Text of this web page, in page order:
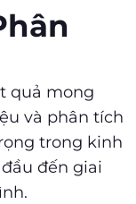
quả mong
và phân tích
trong kinh
đến giai